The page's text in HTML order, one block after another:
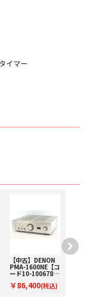
イマー
）
10 %、 JEITA）
【中古】DENON
PMA-1600NE【コ
ード10-100678】
￥86,400(税込)